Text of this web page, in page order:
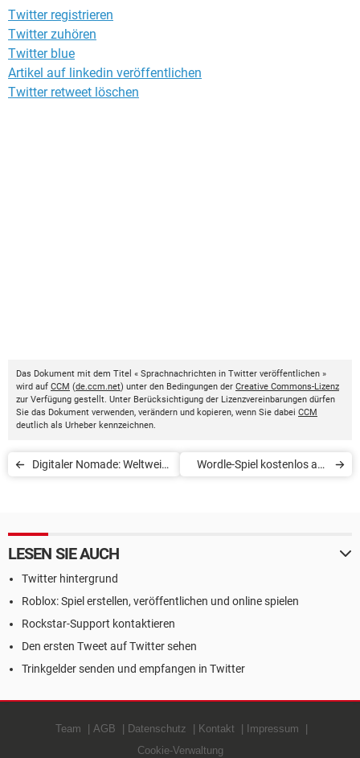
Twitter registrieren
Twitter zuhören
Twitter blue
Artikel auf linkedin veröffentlichen
Twitter retweet löschen
Das Dokument mit dem Titel « Sprachnachrichten in Twitter veröffentlichen »
wird auf CCM (de.ccm.net) unter den Bedingungen der Creative Commons-Lizenz
zur Verfügung gestellt. Unter Berücksichtigung der Lizenzvereinbarungen dürfen
Sie das Dokument verwenden, verändern und kopieren, wenn Sie dabei CCM
deutlich als Urheber kennzeichnen.
Digitaler Nomade: Weltweit
Wordle-Spiel kostenlos auf
LESEN SIE AUCH
Twitter hintergrund
Roblox: Spiel erstellen, veröffentlichen und online spielen
Rockstar-Support kontaktieren
Den ersten Tweet auf Twitter sehen
Trinkgelder senden und empfangen in Twitter
Team AGB Datenschutz Kontakt
Impressum
Cookie-Verwaltung